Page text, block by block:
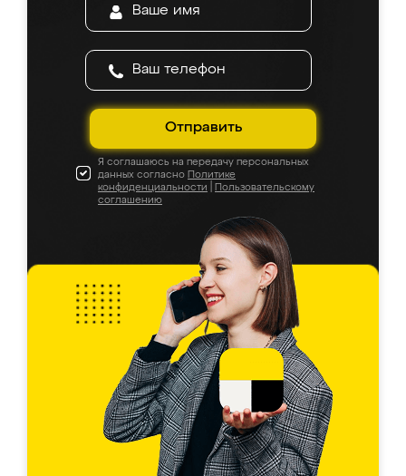
Отправить
Я соглашаюсь на передачу персональных
данных согласно Политике
конфиденциальности
Пользовательскому
соглашению